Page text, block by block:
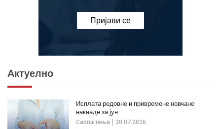
Пријави се
Актуелно
Саопштења 20.07.2026.
Исплата редовне и привремене новчане
накнаде за јун